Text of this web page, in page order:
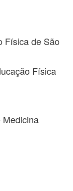
Física de São
Física
Medicina